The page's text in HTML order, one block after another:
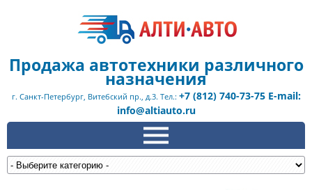
Продажа автотехники различного
назначения
г. Санкт-Петербург, Витебский пр., д.3. Тел.: +7 (812) 740-73-75 E-mail:
info@altiauto.ru